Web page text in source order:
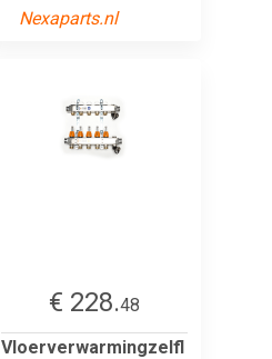
Nexaparts.nl
€ 228.48
Vloerverwarmingzelfl